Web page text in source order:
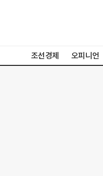
조선경제 오피니언